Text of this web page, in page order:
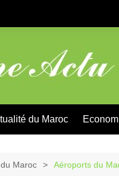
du Maroc
Maroc Aéroports du